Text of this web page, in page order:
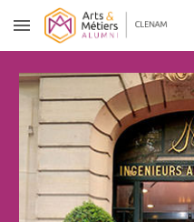
Skip to main content